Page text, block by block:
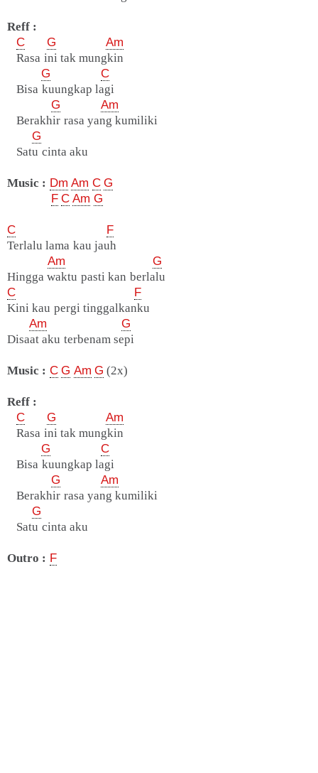
Reff :
C
G
Am
Rasa ini tak mungkin
G
C
Bisa kuungkap lagi
G
Am
Berakhir rasa yang kumiliki
G
Satu cinta aku
Music : Dm Am C G
F C Am G
C
F
Terlalu lama kau jauh
Am
G
Hingga waktu pasti kan berlalu
C
F
Kini kau pergi tinggalkanku
Am
G
Disaat aku terbenam sepi
Music : C G Am G (2x)
Reff :
C
G
Am
Rasa ini tak mungkin
G
C
Bisa kuungkap lagi
G
Am
Berakhir rasa yang kumiliki
G
Satu cinta aku
Outro : F